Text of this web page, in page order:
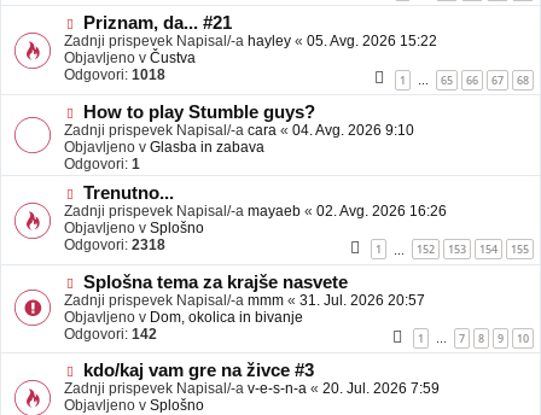
b
a
v
e
N
o
v
e
b
a
v
e
Priznam, da... #21
Zadnji prispevek Napisal/-a hayley « 05. Avg. 2026 15:22
Objavljeno v Čustva
Odgovori: 1018 1 65 66 67 68
N
o
v
e
o
b
j
a
v
e
How to play Stumble guys?
Zadnji prispevek Napisal/-a cara « 04. Avg. 2026 9:10
Objavljeno v Glasba in zabava
Odgovori: 1
N
o
v
e
o
b
a
v
e
Trenutno...
Zadnji prispevek Napisal/-a mayaeb « 02. Avg. 2026 16:26
Objavljeno v Splošno
Odgovori: 2318 1 152 153 154 155
N
o
v
e
o
b
a
Splošna tema za krajše nasvete
Zadnji prispevek Napisal/-a mmm « 31. Jul. 2026 20:57
Objavljeno v Dom, okolica in bivanje
Odgovori: 142 1 … 7 8 9 10
N
o
v
kdo/kaj vam gre na živce #3
Zadnji prispevek Napisal/-a v-e-s-n-a « 20. Jul. 2026 7:59
Objavljeno v Splošno